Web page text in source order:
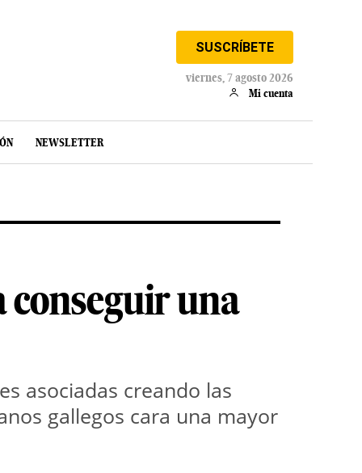
SUSCRÍBETE
viernes, 7 agosto 2026
Mi cuenta
NEWSLETTER
conseguir una
asociadas creando las
gallegos cara una mayor